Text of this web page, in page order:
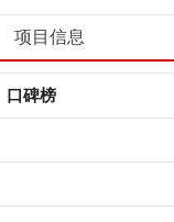
项目信息
口碑榜